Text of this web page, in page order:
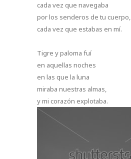
cada vez que navegaba
por los senderos de tu cuerpo,
cada vez que estabas en mí.
Tigre y paloma fuí
en aquellas noches
en las que la luna
miraba nuestras almas,
y mi corazón explotaba.